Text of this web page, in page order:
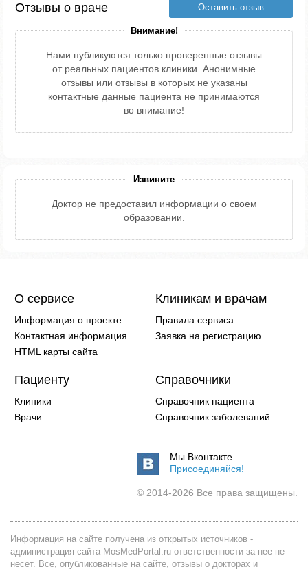
Отзывы о враче Оставить отзыв
Внимание!
Нами публикуются только проверенные отзывы
от реальных пациентов клиники. Анонимные
отзывы или отзывы в которых не указаны
контактные данные пациента не принимаются
во внимание!
Извините
Доктор не предоставил информации о своем
образовании.
О сервисе
Информация о проекте
Контактная информация
HTML карты сайта
Клиникам и врачам
Правила сервиса
Заявка на регистрацию
Пациенту
Клиники
Врачи
Справочники
Справочник пациента
Справочник заболеваний
Мы Вконтакте
Присоединяйся!
© 2014-2026 Все права защищены.
Информация на сайте получена из открытых источников -
администрация сайта MosMedPortal.ru ответственности за нее не
несет. Все, опубликованные на сайте, отзывы о докторах и